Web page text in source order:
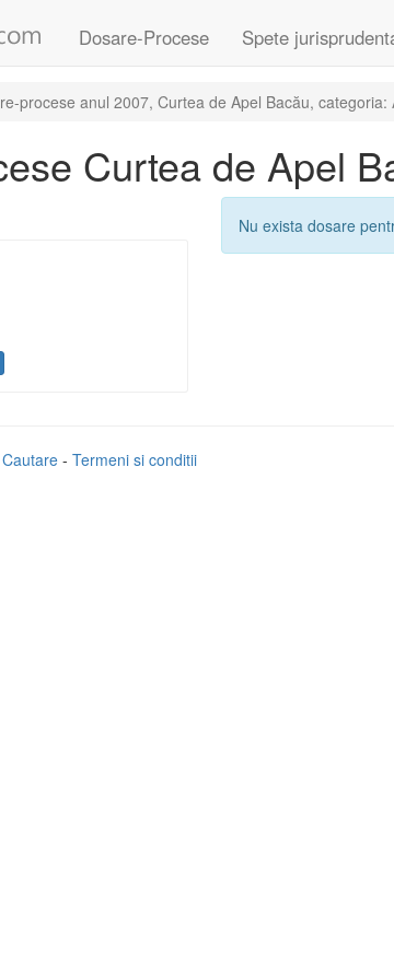
Dosare-Procese Spete
procese anul 2007, Curtea de Apel Bacău,
Curtea de Apel
Nu exista dosare
Cautare - Termeni si conditii